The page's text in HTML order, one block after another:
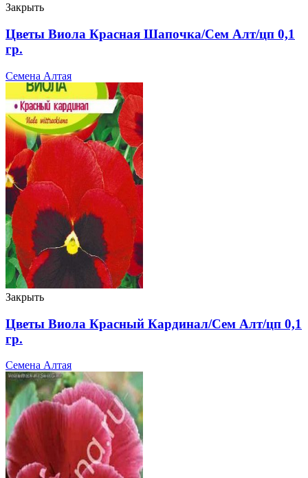
Закрыть
Цветы Виола Красная Шапочка/Сем Алт/цп 0,1
гр.
Семена Алтая
Закрыть
Цветы Виола Красный Кардинал/Сем Алт/цп 0,1
гр.
Семена Алтая